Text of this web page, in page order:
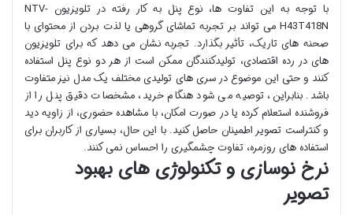
با توجه به این تفاوت ها، نوع پنل به کار رفته در تلویزیون NTV-
H43T418N می تواند بر تجربه تماشای گروهی یا لذت بردن از محتوای با
صحنه های تاریک، تأثیر بگذارد. تجربه نشان می دهد که برای تلویزیون
های در رده اقتصادی، تولیدکنندگان ممکن است از هر دو نوع پنل استفاده
کنند و حتی این موضوع در سری های تولیدی مختلف یک مدل نیز متفاوت
باشد. بنابراین، توصیه می شود هنگام خرید، مشخصات دقیق پنل را از
فروشنده استعلام کرده یا در صورت امکان، با مشاهده حضوری، از زاویه دید
و کنتراست تصویر اطمینان حاصل کنید. با این حال، بسیاری از کاربران برای
استفاده های روزمره، تفاوت چشمگیری را احساس نمی کنند.
نرخ نوسازی و تکنولوژی های بهبود
تصویر